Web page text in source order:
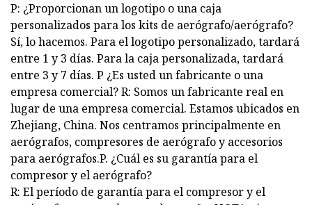
P: ¿Proporcionan un logotipo o una caja
personalizados para los kits de aerógrafo/aerógrafo?
Sí, lo hacemos. Para el logotipo personalizado, tardará
entre 1 y 3 días. Para la caja personalizada, tardará
entre 3 y 7 días. P ¿Es usted un fabricante o una
empresa comercial? R: Somos un fabricante real en
lugar de una empresa comercial. Estamos ubicados en
Zhejiang, China. Nos centramos principalmente en
aerógrafos, compresores de aerógrafo y accesorios
para aerógrafos.P. ¿Cuál es su garantía para el
compresor y el aerógrafo?
R: El período de garantía para el compresor y el